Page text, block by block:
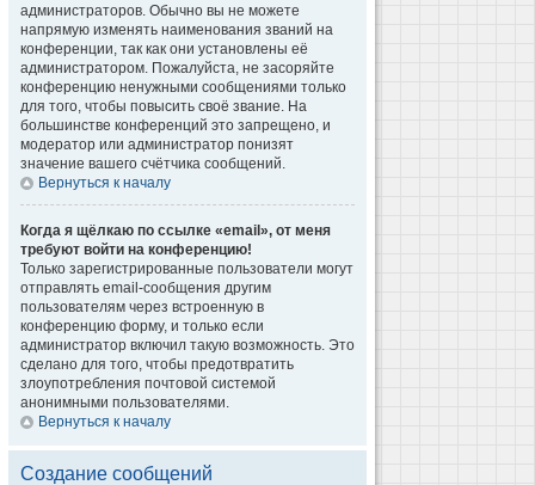
администраторов. Обычно вы не можете
напрямую изменять наименования званий на
конференции, так как они установлены её
администратором. Пожалуйста, не засоряйте
конференцию ненужными сообщениями только
для того, чтобы повысить своё звание. На
большинстве конференций это запрещено, и
модератор или администратор понизят
значение вашего счётчика сообщений.
Вернуться к началу
Когда я щёлкаю по ссылке «email», от меня
требуют войти на конференцию!
Только зарегистрированные пользователи могут
отправлять email-сообщения другим
пользователям через встроенную в
конференцию форму, и только если
администратор включил такую возможность. Это
сделано для того, чтобы предотвратить
злоупотребления почтовой системой
анонимными пользователями.
Вернуться к началу
Создание сообщений